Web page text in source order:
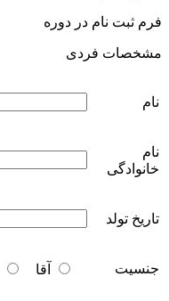
فرم ثبت نام در دوره
مشخصات فردی
نام
نام
خانوادگی
تاریخ تولد
جنسیت آقا